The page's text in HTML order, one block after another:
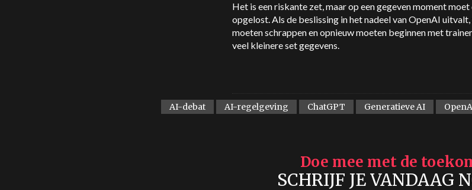
Het is een riskante zet, maar op een gegeven moment
opgelost. Als de beslissing in het nadeel van OpenAI
moeten schrappen en opnieuw moeten beginnen met
veel kleinere set gegevens.
AI-debat AI-regelgeving ChatGPT Generatieve AI
Doe mee met de
SCHRIJF JE VANDAAG